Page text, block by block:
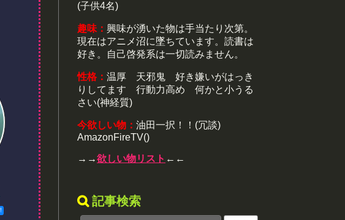
(子供4名)
趣味： 興味が湧いた物は手当たり次第。
現在はアニメ沼に墜ちています。読書は
好き。自己啓発系は一切読みません。
性格： 温厚 天邪鬼 好き嫌いがはっき
りしてます 行動力高め 何かと小うる
さい(神経質)
今欲しい物： 油田一択！！(冗談)
AmazonFireTV()
→→欲しい物リスト ←←
記事検索